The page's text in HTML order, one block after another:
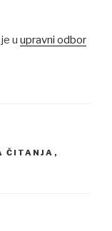
u upravni odbor
ČITANJA ,